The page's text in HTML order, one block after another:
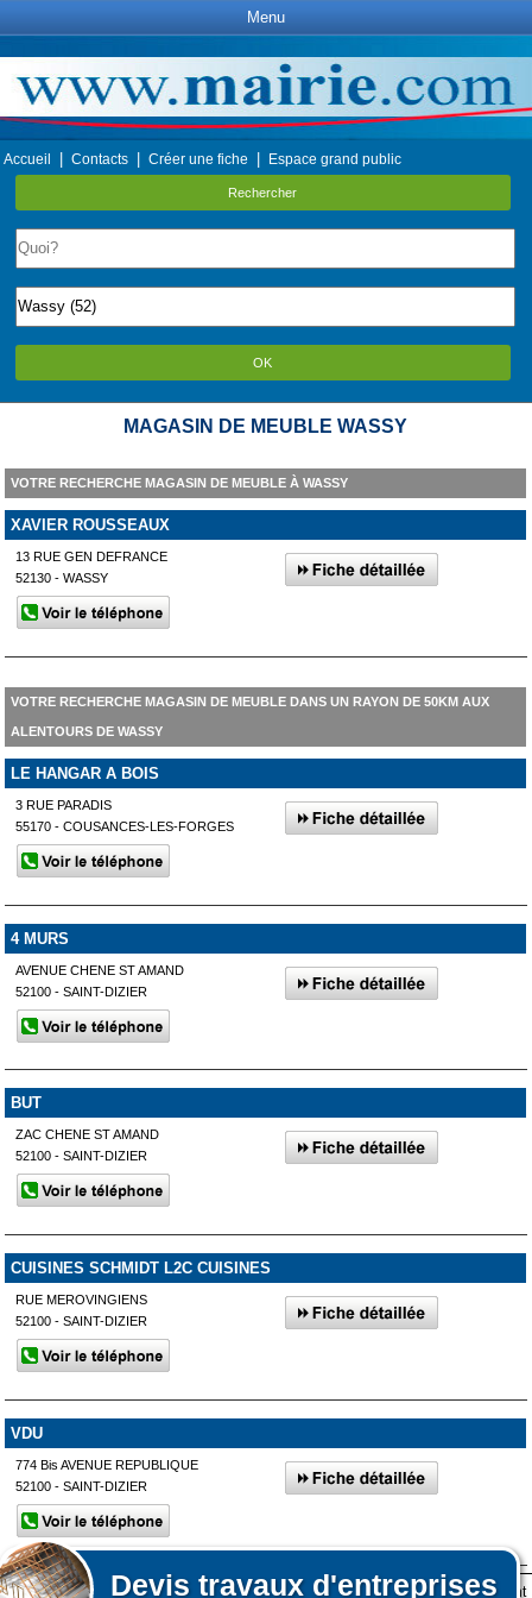
Menu
Accueil Contacts Créer une fiche Espace grand public
Rechercher
OK
MAGASIN DE MEUBLE WASSY
Devis travaux d'entreprises
VOTRE RECHERCHE MAGASIN DE MEUBLE À WASSY
XAVIER ROUSSEAUX
13 RUE GEN DEFRANCE
52130 - WASSY
VOTRE RECHERCHE MAGASIN DE MEUBLE DANS UN RAYON DE 50KM AUX
ALENTOURS DE WASSY
LE HANGAR A BOIS
3 RUE PARADIS
55170 - COUSANCES-LES-FORGES
4 MURS
AVENUE CHENE ST AMAND
52100 - SAINT-DIZIER
BUT
ZAC CHENE ST AMAND
52100 - SAINT-DIZIER
CUISINES SCHMIDT L2C CUISINES
RUE MEROVINGIENS
52100 - SAINT-DIZIER
VDU
774 Bis AVENUE REPUBLIQUE
52100 - SAINT-DIZIER
Lors de votre visite sur notre site des fichiers informatiques nommés cookies sont